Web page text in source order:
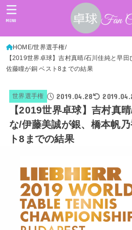
MENU
HOME 世界選手権
【2019世界卓球】吉村真晴/石川佳純と早
佐藤瞳が銅 ベスト8までの結果
世界選手権 2019.04.28
【2019世界卓球】吉村真
な/伊藤美誠が銀、橋本帆
ト8までの結果